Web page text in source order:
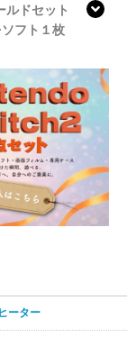
ルドセット
フト１枚
ーター